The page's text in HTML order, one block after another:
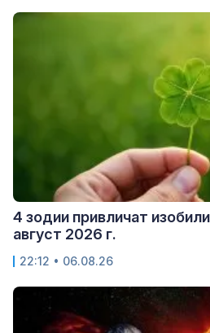
4 зодии привличат
август 2026 г.
22:12 • 06.08.26